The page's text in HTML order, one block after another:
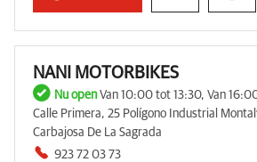
NANI MOTORBIKES
Nu openVan 10:00 tot 13:30, Van
Calle Primera, 25 Polígono Industrial
Carbajosa De La Sagrada
923 72 03 73